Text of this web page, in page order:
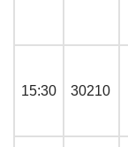
15:30 30210